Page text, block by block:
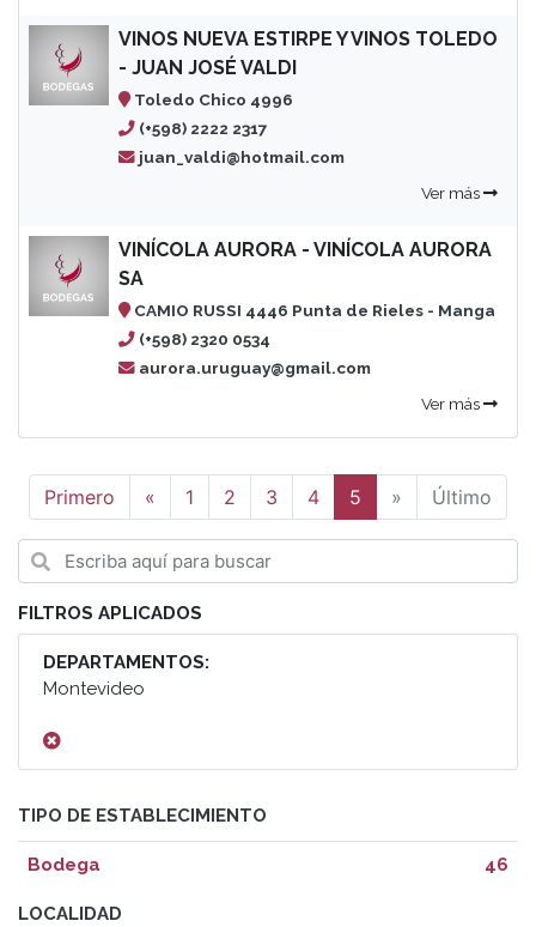
VINOS NUEVA ESTIRPE Y VINOS TOLEDO
- JUAN JOSÉ VALDI
Toledo Chico 4996
(+598) 2222 2317
juan_valdi@hotmail.com
Ver más
VINÍCOLA AURORA - VINÍCOLA AURORA
SA
CAMIO RUSSI 4446 Punta de Rieles - Manga
(+598) 2320 0534
aurora.uruguay@gmail.com
Ver más
Primero « Anterior
1 2 3 4 5 » Siguiente
Último
FILTROS APLICADOS
DEPARTAMENTOS:
Montevideo
TIPO DE ESTABLECIMIENTO
Bodega 46
LOCALIDAD